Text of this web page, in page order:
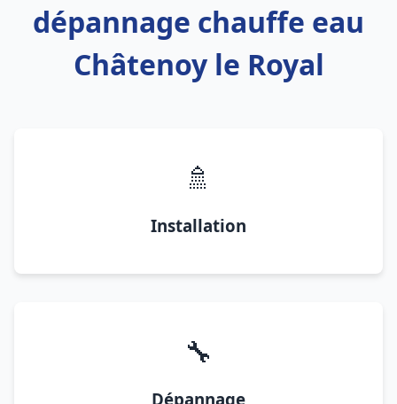
dépannage chauffe eau
Châtenoy le Royal
🚿
Installation
🔧
Dépannage